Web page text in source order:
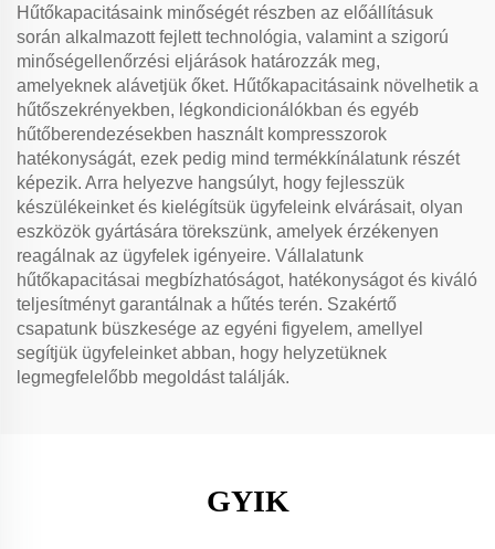
Hűtőkapacitásaink minőségét részben az előállításuk
során alkalmazott fejlett technológia, valamint a szigorú
minőségellenőrzési eljárások határozzák meg,
amelyeknek alávetjük őket. Hűtőkapacitásaink növelhetik a
hűtőszekrényekben, légkondicionálókban és egyéb
hűtőberendezésekben használt kompresszorok
hatékonyságát, ezek pedig mind termékkínálatunk részét
képezik. Arra helyezve hangsúlyt, hogy fejlesszük
készülékeinket és kielégítsük ügyfeleink elvárásait, olyan
eszközök gyártására törekszünk, amelyek érzékenyen
reagálnak az ügyfelek igényeire. Vállalatunk
hűtőkapacitásai megbízhatóságot, hatékonyságot és kiváló
teljesítményt garantálnak a hűtés terén. Szakértő
csapatunk büszkesége az egyéni figyelem, amellyel
segítjük ügyfeleinket abban, hogy helyzetüknek
legmegfelelőbb megoldást találják.
GYIK